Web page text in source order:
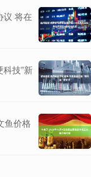
议 将在
技”新
鱼价格